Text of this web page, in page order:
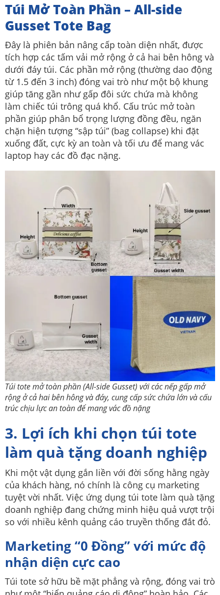
Túi Mở Toàn Phần – All-side
Gusset Tote Bag
Đây là phiên bản nâng cấp toàn diện nhất, được
tích hợp các tấm vải mở rộng ở cả hai bên hông và
dưới đáy túi. Các phần mở rộng (thường dao động
từ 1.5 đến 3 inch) đóng vai trò như một bộ khung
giúp tăng gần như gấp đôi sức chứa mà không
làm chiếc túi trông quá khổ. Cấu trúc mở toàn
phần giúp phân bổ trọng lượng đồng đều, ngăn
chặn hiện tượng “sập túi” (bag collapse) khi đặt
xuống đất, cực kỳ an toàn và tối ưu để mang vác
laptop hay các đồ đạc nặng.
Túi tote mở toàn phần (All-side Gusset) với các nếp gấp mở
rộng ở cả hai bên hông và đáy, cung cấp sức chứa lớn và cấu
trúc chịu lực an toàn để mang vác đồ nặng
3. Lợi ích khi chọn túi tote
làm quà tặng doanh nghiệp
Khi một vật dụng gắn liền với đời sống hằng ngày
của khách hàng, nó chính là công cụ marketing
tuyệt vời nhất. Việc ứng dụng túi tote làm quà tặng
doanh nghiệp đang chứng minh hiệu quả vượt trội
so với nhiều kênh quảng cáo truyền thống đắt đỏ.
Marketing “0 Đồng” với mức độ
nhận diện cực cao
Túi tote sở hữu bề mặt phẳng và rộng, đóng vai trò